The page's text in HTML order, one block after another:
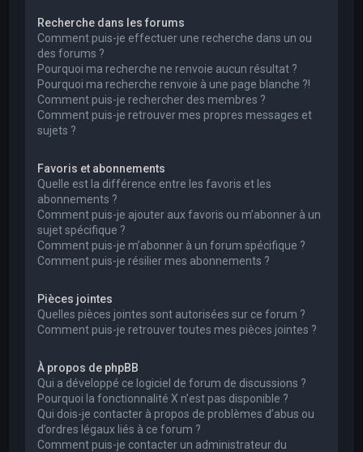
Recherche dans les forums
Comment puis-je effectuer une recherche dans un ou
des forums ?
Pourquoi ma recherche ne renvoie aucun résultat ?
Pourquoi ma recherche renvoie à une page blanche ?!
Comment puis-je rechercher des membres ?
Comment puis-je retrouver mes propres messages et
sujets ?
Favoris et abonnements
Quelle est la différence entre les favoris et les
abonnements ?
Comment puis-je ajouter aux favoris ou m’abonner à un
sujet spécifique ?
Comment puis-je m’abonner à un forum spécifique ?
Comment puis-je résilier mes abonnements ?
Pièces jointes
Quelles pièces jointes sont autorisées sur ce forum ?
Comment puis-je retrouver toutes mes pièces jointes ?
À propos de phpBB
Qui a développé ce logiciel de forum de discussions ?
Pourquoi la fonctionnalité X n’est pas disponible ?
Qui dois-je contacter à propos de problèmes d’abus ou
d’ordres légaux liés à ce forum ?
Comment puis-je contacter un administrateur du